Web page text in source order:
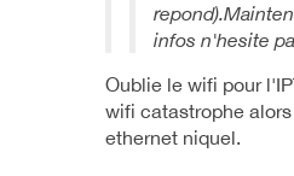
infos n'hesite
Oublie le wifi pour
wifi catastrophe
ethernet niquel.